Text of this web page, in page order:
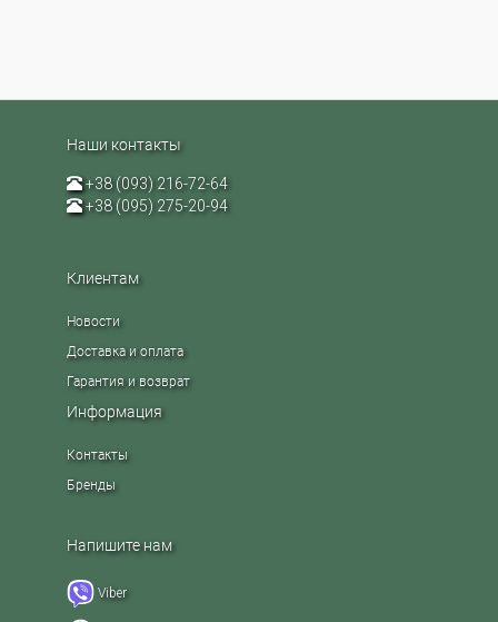
Наши контакты
+38 (093) 216-72-64
+38 (095) 275-20-94
Клиентам
Новости
Доставка и оплата
Гарантия и возврат
Информация
Контакты
Бренды
Напишите нам
Viber